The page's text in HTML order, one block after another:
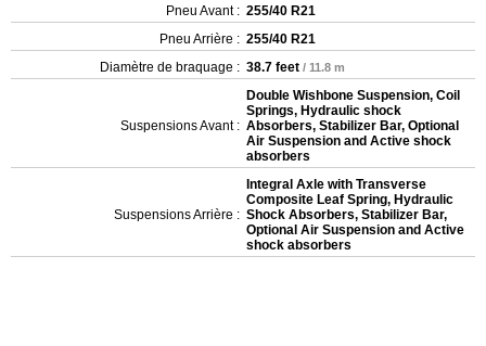
Pneu Avant : 255/40 R21
Pneu Arrière : 255/40 R21
Diamètre de braquage : 38.7 feet / 11.8 m
Suspensions Avant :
Double Wishbone Suspension, Coil
Springs, Hydraulic shock
Absorbers, Stabilizer Bar, Optional
Air Suspension and Active shock
absorbers
Suspensions Arrière :
Integral Axle with Transverse
Composite Leaf Spring, Hydraulic
Shock Absorbers, Stabilizer Bar,
Optional Air Suspension and Active
shock absorbers